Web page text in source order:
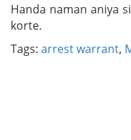
Handa naman aniya
korte.
Tags: arrest warrant,